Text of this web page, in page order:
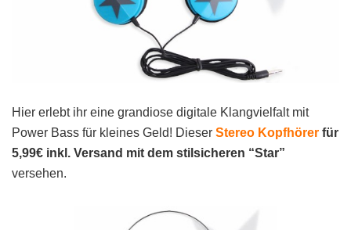
Hier erlebt ihr eine grandiose digitale Klangvielfalt mit
Power Bass für kleines Geld! Dieser Stereo Kopfhörer für
5,99€ inkl. Versand mit dem stilsicheren “Star”
versehen.